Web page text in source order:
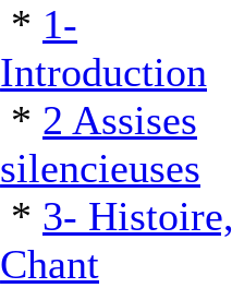
* 1-
Introduction
* 2 Assises
silencieuses
* 3- Histoire,
Chant